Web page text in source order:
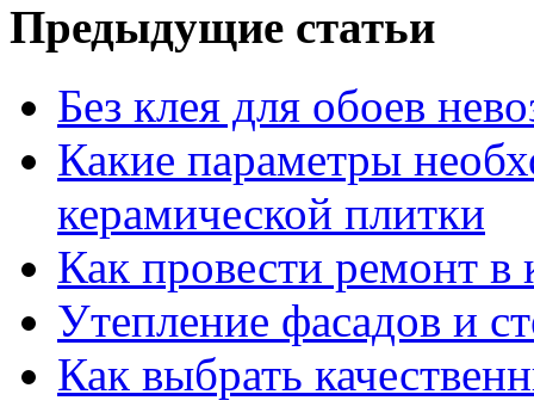
Предыдущие статьи
Без клея для обоев
Какие параметры
керамической плитки
Как провести ремонт в
Утепление фасадов и
Как выбрать